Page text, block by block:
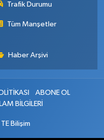
Trafik Durumu
Tüm Manşetler
Haber Arşivi
ABONE OL
BİLGİLERİ
TE Bilişim